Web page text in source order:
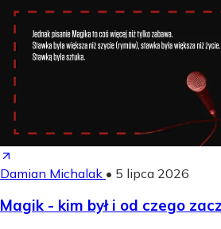
Damian Michalak • 5 lipca 2026
Magik - kim był i od czego